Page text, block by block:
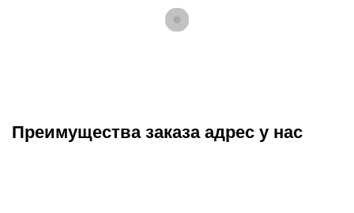
Преимущества заказа адрес у нас